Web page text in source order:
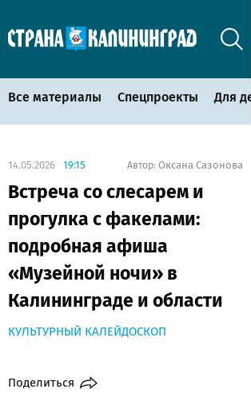
Все материалы Спецпроекты Для
14.05.2026 19:15 Автор: Оксана Сазонова
Встреча со слесарем и
прогулка с факелами:
подробная афиша
«Музейной ночи» в
Калининграде и области
КУЛЬТУРНЫЙ КАЛЕЙДОСКОП
Поделиться